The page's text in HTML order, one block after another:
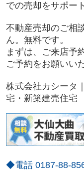
での売却をサポー
不動産売却のご相
ん。無料です。
まずは、ご来店予
ご予約をお願いい
株式会社カシータ
宅・新築建売住宅
◆電話 0187-88-